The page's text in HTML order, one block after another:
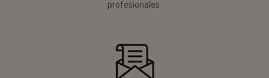
profesionales.